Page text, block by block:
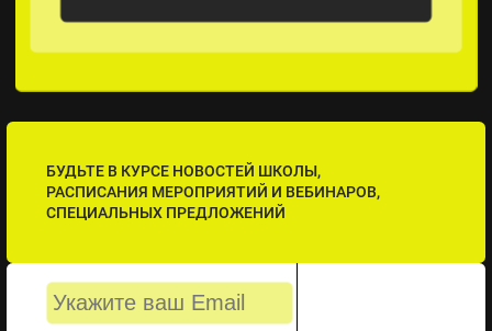
БУДЬТЕ В КУРСЕ НОВОСТЕЙ ШКОЛЫ,
РАСПИСАНИЯ МЕРОПРИЯТИЙ И ВЕБИНАРОВ,
СПЕЦИАЛЬНЫХ ПРЕДЛОЖЕНИЙ